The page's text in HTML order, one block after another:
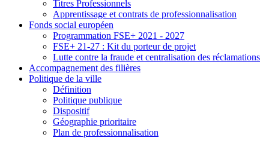
Titres Professionnels
Apprentissage et contrats de professionnalisation
Fonds social européen
Programmation FSE+ 2021 - 2027
FSE+ 21-27 : Kit du porteur de projet
Lutte contre la fraude et centralisation des réclamations
Accompagnement des filières
Politique de la ville
Définition
Politique publique
Dispositif
Géographie prioritaire
Plan de professionnalisation